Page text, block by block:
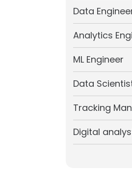
Data
Analytics
ML Engineer
Data
Tracking
Digital